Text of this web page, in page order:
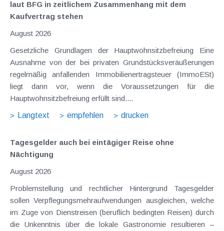
laut BFG in zeitlichem Zusammenhang mit dem
Kaufvertrag stehen
August 2026
Gesetzliche Grundlagen der Hauptwohnsitzbefreiung Eine
Ausnahme von der bei privaten Grundstücksveräußerungen
regelmäßig anfallenden Immobilienertragsteuer (ImmoESt)
liegt dann vor, wenn die Voraussetzungen für die
Hauptwohnsitzbefreiung erfüllt sind....
Langtext
empfehlen drucken
Tagesgelder auch bei eintägiger Reise ohne
Nächtigung
August 2026
Problemstellung und rechtlicher Hintergrund Tagesgelder
sollen Verpflegungsmehraufwendungen ausgleichen, welche
im Zuge von Dienstreisen (beruflich bedingten Reisen) durch
die Unkenntnis über die lokale Gastronomie resultieren –